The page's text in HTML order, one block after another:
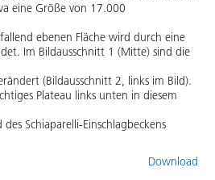
eine Größe von 17.000
ebenen Fläche wird durch eine
Im Bildausschnitt 1 (Mitte) sind die
(Bildausschnitt 2, links im Bild).
Plateau links unten in diesem
Schiaparelli-Einschlagbeckens
Download